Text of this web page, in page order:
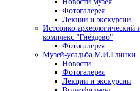
Новости музея
Фотогалерея
Лекции и экскурсии
Историко-археологический
комплекс "Гнёздово"
Фотогалерея
Музей-усадьба М.И.Глинки
Новости
Фотогалерея
Лекции и экскурсии